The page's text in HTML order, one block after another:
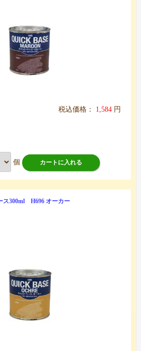
税込価格： 1,584 円
個 カートに入れる
300ml H696 オーカー